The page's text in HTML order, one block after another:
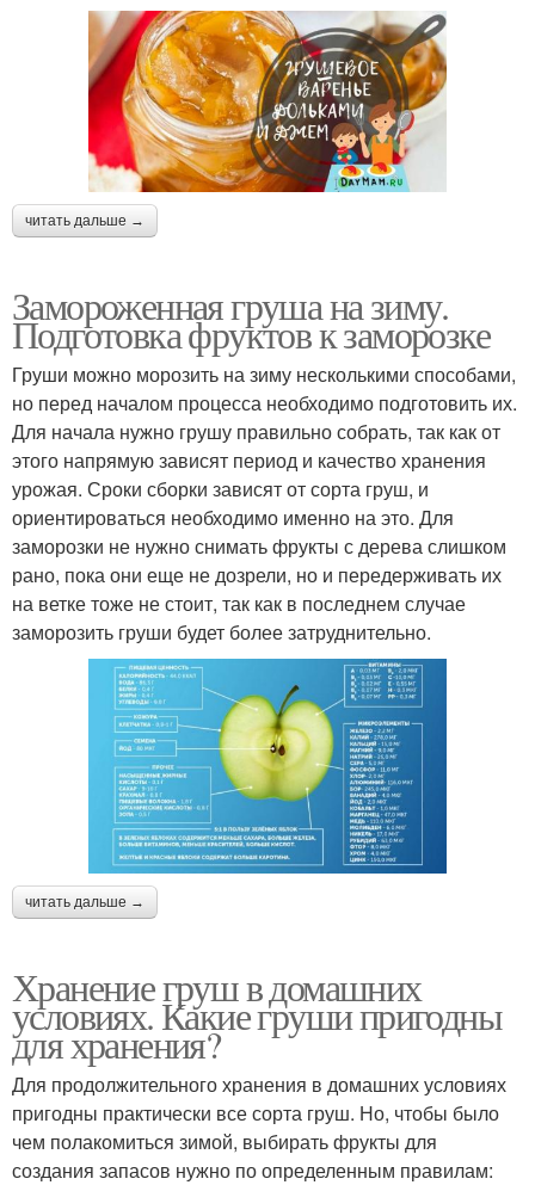
читать дальше →
Замороженная груша на зиму.
Подготовка фруктов к заморозке
Груши можно морозить на зиму несколькими способами,
но перед началом процесса необходимо подготовить их.
Для начала нужно грушу правильно собрать, так как от
этого напрямую зависят период и качество хранения
урожая. Сроки сборки зависят от сорта груш, и
ориентироваться необходимо именно на это. Для
заморозки не нужно снимать фрукты с дерева слишком
рано, пока они еще не дозрели, но и передерживать их
на ветке тоже не стоит, так как в последнем случае
заморозить груши будет более затруднительно.
читать дальше →
Хранение груш в домашних
условиях. Какие груши пригодны
для хранения?
Для продолжительного хранения в домашних условиях
пригодны практически все сорта груш. Но, чтобы было
чем полакомиться зимой, выбирать фрукты для
создания запасов нужно по определенным правилам: